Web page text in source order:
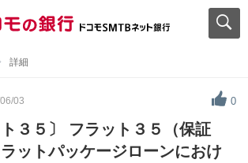
詳細
03 0
ト３５〕 フラット３５（保証
ットパッケージローンにおけ